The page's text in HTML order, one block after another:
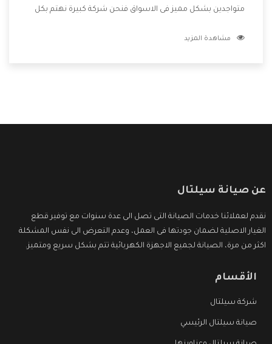
متواجدين بشكل مميز فى الاسواق فنحن شركة كبيرة نهتم بكل
الشركة بها والتى تكون منها خدمة الصيانة التى تكون من أهم
مشاهدة المزيد
عن صيانة سيلتال
نقدم لعملائنا خدمات الصيانة التى تصل الى عدة سنوات مع توفير قطع
الغيار الاصلية لضمان جودتها فى العمل، وعدم التعرض الى نفس المشكلة
اكثر من مرة، الصيانة لجميع الاجهزة الكهربائية تتم بشكل سريع ومتميز.
الأقسام
شركة سيلتال
صيانة سيلتال الرئيسي